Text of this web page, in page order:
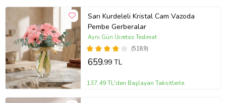
Sarı Kurdeleli Kristal Cam Vazoda
Pembe Gerberalar
(5189)
Aynı Gün Ücretsiz Teslimat
659,99 TL
137,49 TL'den Başlayan Taksitlerle